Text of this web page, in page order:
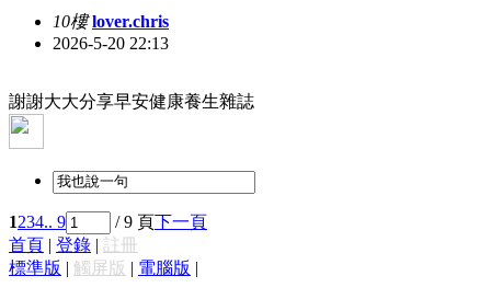
10樓 lover.chris
2026-5-20 22:13
謝謝大大分享早安健康養生雜誌
1234.. 9 / 9 頁下一頁
首頁 | 登錄 | 註冊
標準版 | 觸屏版 | 電腦版 |